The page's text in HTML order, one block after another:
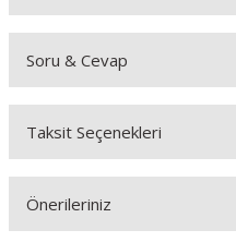
Bu ürüne ilk
Soru & Cevap
Ürün hakkında
Taksit Seçenekleri
Önerileriniz